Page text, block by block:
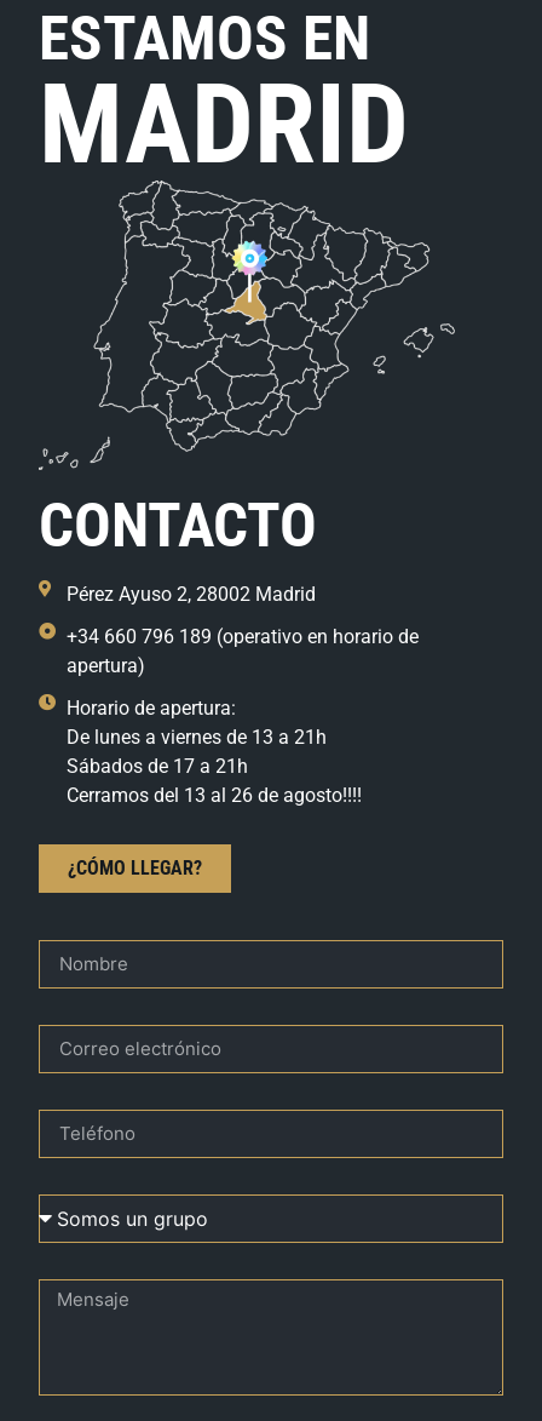
ESTAMOS EN
MADRID
CONTACTO
Pérez Ayuso 2, 28002 Madrid
+34 660 796 189 (operativo en horario de
apertura)
Horario de apertura:
De lunes a viernes de 13 a 21h
Sábados de 17 a 21h
Cerramos del 13 al 26 de agosto!!!!
¿CÓMO LLEGAR?